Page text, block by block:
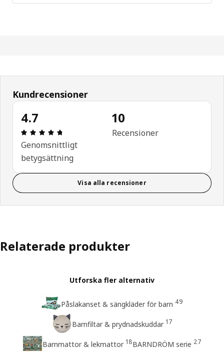
Kundrecensioner
4.7
Recension: 4.7 utav 5 stjärnor. Totalt antal
Genomsnittligt
betygsättning
10
Recensioner
Visa alla recensioner
Relaterade produkter
Utforska fler alternativ
Påslakanset & sängkläder för barn 49
Barnfiltar & prydnadskuddar 17
Barnmattor & lekmattor 18BARNDRÖM serie 27